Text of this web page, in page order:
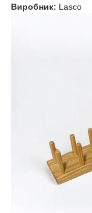
Виробник: Lasco